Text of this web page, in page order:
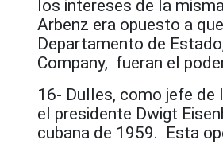
los intereses de la
Arbenz era opuesto a
Departamento de
Company, fueran el
16- Dulles, como jefe de
el presidente Dwigt
cubana de 1959. Esta